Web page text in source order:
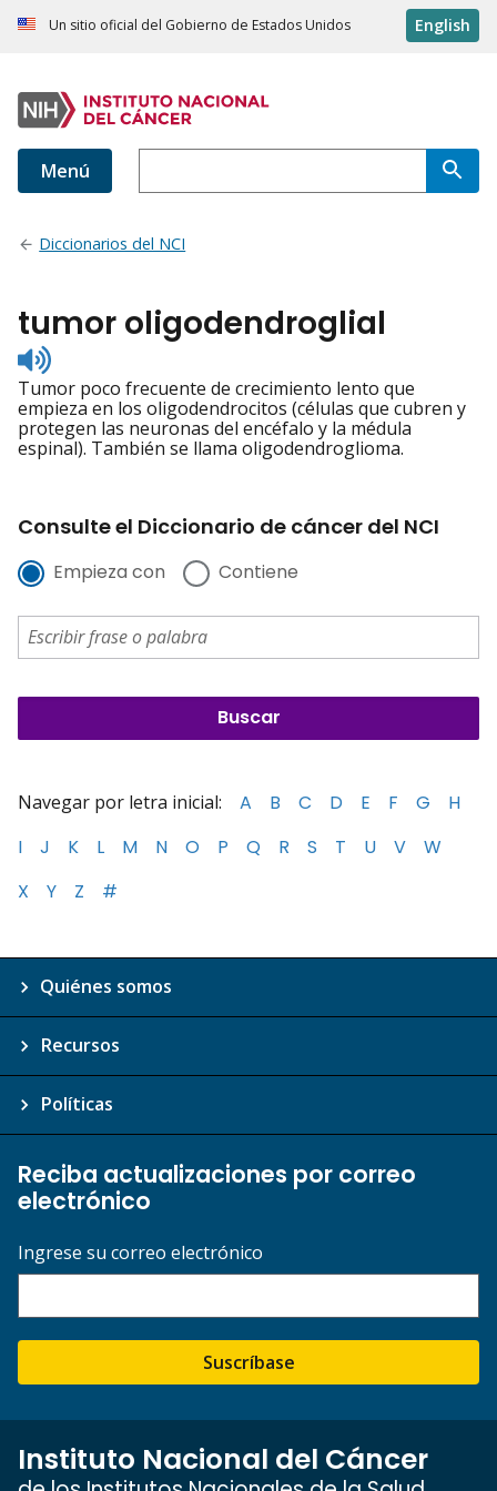
Un sitio oficial del Gobierno de Estados Unidos English
Menú
Diccionarios del NCI
tumor oligodendroglial
Listen
to
pronunciation
Tumor poco frecuente de crecimiento lento que
empieza en los oligodendrocitos (células que cubren y
protegen las neuronas del encéfalo y la médula
espinal). También se llama oligodendroglioma.
Consulte el Diccionario de cáncer del NCI
Empieza con Contiene
Navegar por letra inicial: A B C D E F G
H
I
J K L M N O P Q R S T U V
W
X
Y Z #
Quiénes somos
Recursos
Políticas
Reciba actualizaciones por correo
electrónico
Ingrese su correo electrónico
Suscríbase
Instituto Nacional del Cáncer